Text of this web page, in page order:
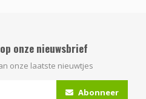
onze nieuwsbrief
onze laatste nieuwtjes
Abonneer